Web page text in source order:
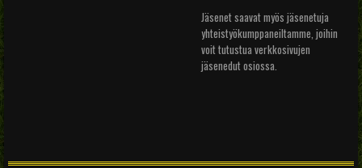
Jäsenet saavat myös jäsenetuja
yhteistyökumppaneiltamme, joihin
voit tutustua verkkosivujen
jäsenedut osiossa.